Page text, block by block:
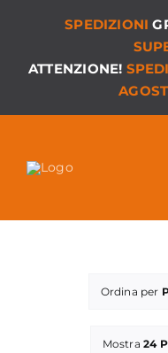
SPEDIZIONI
ATTENZIONE!
Ordina per
Mostra 24